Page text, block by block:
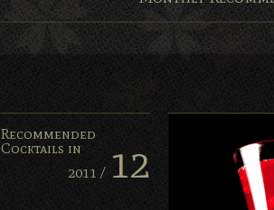
Recommended
Cocktails in
2011 / 12